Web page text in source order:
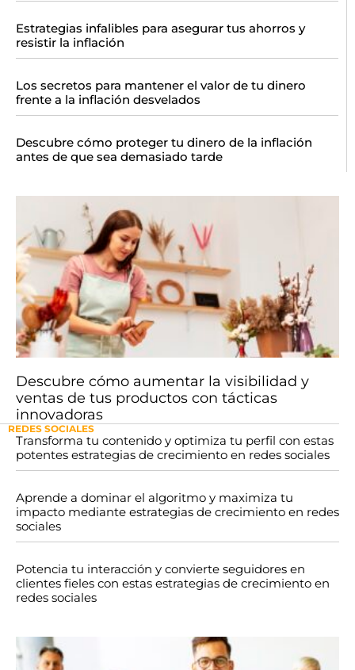
Estrategias infalibles para asegurar tus ahorros y
resistir la inflación
Los secretos para mantener el valor de tu dinero
frente a la inflación desvelados
Descubre cómo proteger tu dinero de la inflación
antes de que sea demasiado tarde
Descubre cómo aumentar la visibilidad y
ventas de tus productos con tácticas
innovadoras
REDES SOCIALES
Transforma tu contenido y optimiza tu perfil con estas
potentes estrategias de crecimiento en redes sociales
Aprende a dominar el algoritmo y maximiza tu
impacto mediante estrategias de crecimiento en redes
sociales
Potencia tu interacción y convierte seguidores en
clientes fieles con estas estrategias de crecimiento en
redes sociales